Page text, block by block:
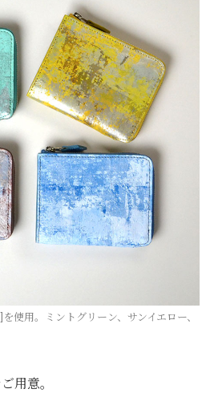
使用。ミントグリーン、サンイエロー、
用意。